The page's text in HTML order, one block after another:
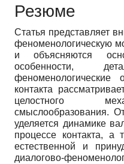
Резюме
Статья представляет
феноменологическую
и объясняются
особенности,
феноменологические
контакта
целостного
смыслообразования.
уделяется динамике
процессе контакта, а
естественной и
диалогово-